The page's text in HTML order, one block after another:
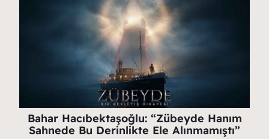
Bahar Hacıbektaşoğlu: “Zübeyde Hanım
Sahnede Bu Derinlikte Ele Alınmamıştı”